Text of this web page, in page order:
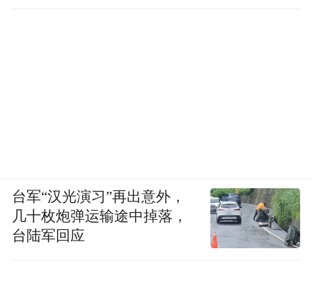
台军“汉光演习”再出意外，
几十枚炮弹运输途中掉落，
台陆军回应